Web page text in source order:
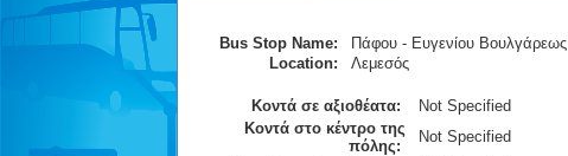
Bus Stop Name:
Πάφου - Ευγενίου Βουλγάρεως
Location:
Λεμεσός
Κοντά σε αξιοθέατα:
Not Specified
Κοντά στο κέντρο της
πόλης:
Not Specified